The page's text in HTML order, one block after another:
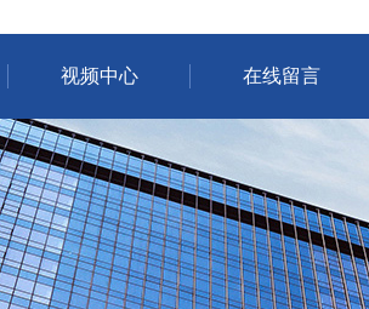
视频中心 在线留言